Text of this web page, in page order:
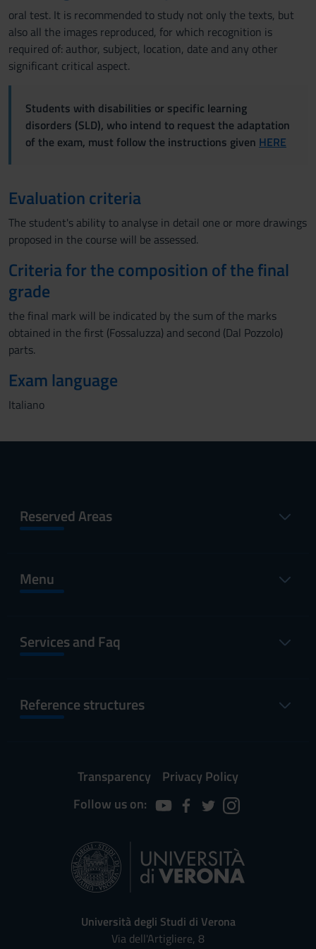
oral test. It is recommended to study not only the texts, but
also all the images reproduced, for which recognition is
required of: author, subject, location, date and any other
significant critical aspect.
Students with disabilities or specific learning
disorders (SLD), who intend to request the adaptation
of the exam, must follow the instructions given HERE
Evaluation criteria
The student's ability to analyse in detail one or more drawings
proposed in the course will be assessed.
Criteria for the composition of the final
grade
the final mark will be indicated by the sum of the marks
obtained in the first (Fossaluzza) and second (Dal Pozzolo)
parts.
Exam language
Italiano
Reserved Areas
Menu
Services and Faq
Reference structures
Transparency
Privacy Policy
Follow us on:
Università degli Studi di Verona
Via dell'Artigliere, 8